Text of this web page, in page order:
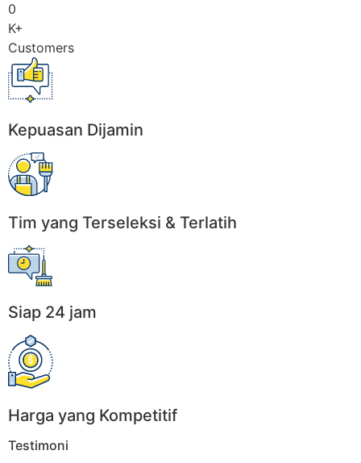
0
K+
Customers
Kepuasan Dijamin
Tim yang Terseleksi & Terlatih
Siap 24 jam
Harga yang Kompetitif
Testimoni